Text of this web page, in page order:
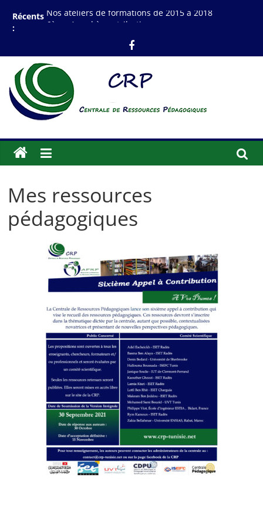
Récents
:
Nos ateliers de formations de 2015 à 2018
Webinaires sur la pédagogie positive : Approche
Appel à contribution spécial confinement – #Ched
Darek, Produis une Ressource !!
Atelier de Design Thinking en Mars 2019
Mes ressources
pédagogiques